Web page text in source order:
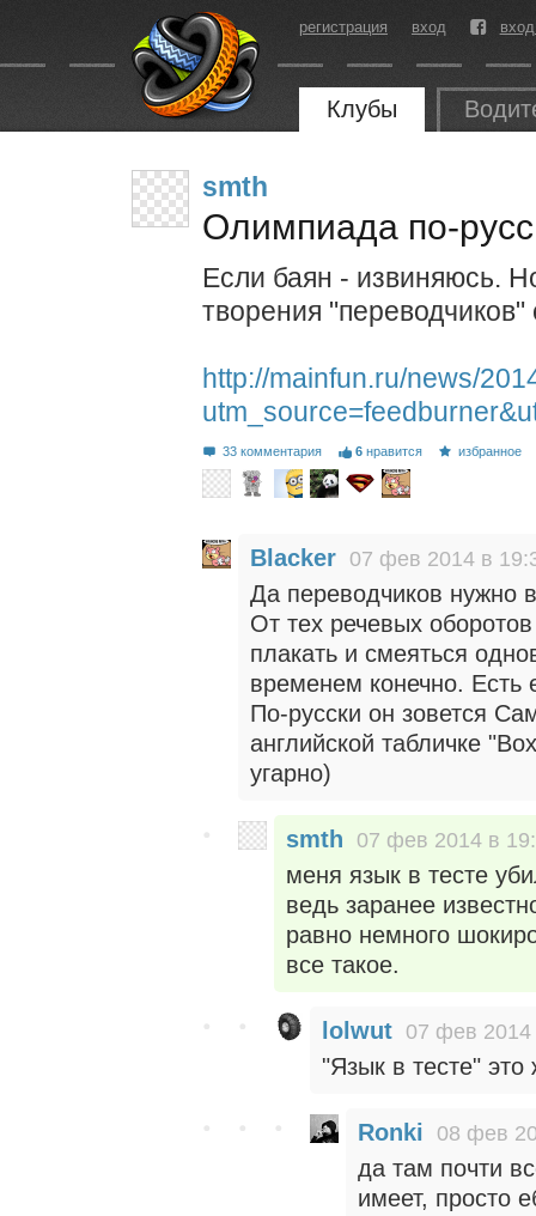
регистрация вход
Клубы
smth
Олимпиада по-
Если баян - извиняюсь.
творения "переводчиков"
http://mainfun.ru/news/
33 комментария 6 нравится избранное
Blacker 07 фев 2014 в
Да переводчиков нужно
От тех речевых
плакать и смеяться
временем конечно.
По-русски он зовется
английской табличке
угарно)
smth 07 фев 2014 в
меня язык в тесте
ведь заранее
равно немного
все такое.
lolwut 07 фев 2014
"Язык в тесте"
Ronki 08 фев
да там почти
имеет, просто